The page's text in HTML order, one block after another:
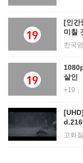
[인간
미칠
한국
살인
+19
고화